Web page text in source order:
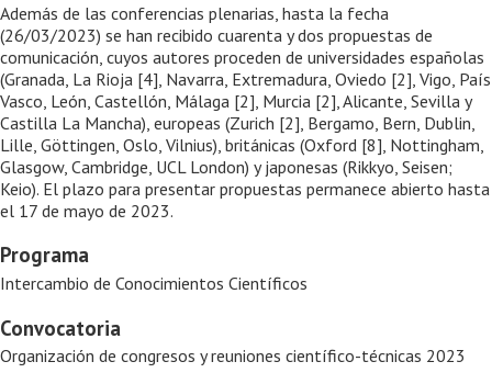
Además de las conferencias plenarias, hasta la fecha
(26/03/2023) se han recibido cuarenta y dos propuestas de
comunicación, cuyos autores proceden de universidades españolas
(Granada, La Rioja [4], Navarra, Extremadura, Oviedo [2], Vigo, País
Vasco, León, Castellón, Málaga [2], Murcia [2], Alicante, Sevilla y
Castilla La Mancha), europeas (Zurich [2], Bergamo, Bern, Dublin,
Lille, Göttingen, Oslo, Vilnius), británicas (Oxford [8], Nottingham,
Glasgow, Cambridge, UCL London) y japonesas (Rikkyo, Seisen;
Keio). El plazo para presentar propuestas permanece abierto hasta
el 17 de mayo de 2023.
Programa
Intercambio de Conocimientos Científicos
Convocatoria
Organización de congresos y reuniones científico-técnicas 2023